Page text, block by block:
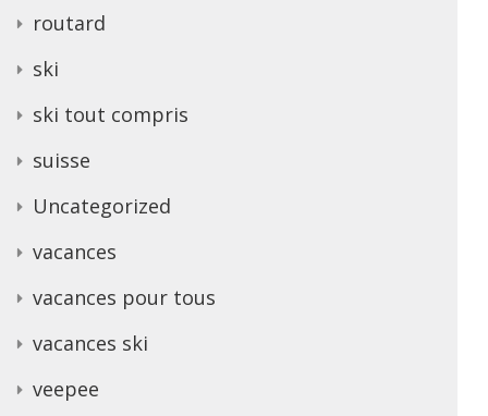
routard
ski
ski tout compris
suisse
Uncategorized
vacances
vacances pour tous
vacances ski
veepee